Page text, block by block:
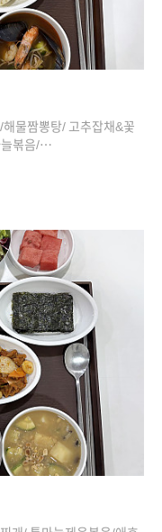
물짬뽕탕/ 고추잡채&꽃
늘볶음/…